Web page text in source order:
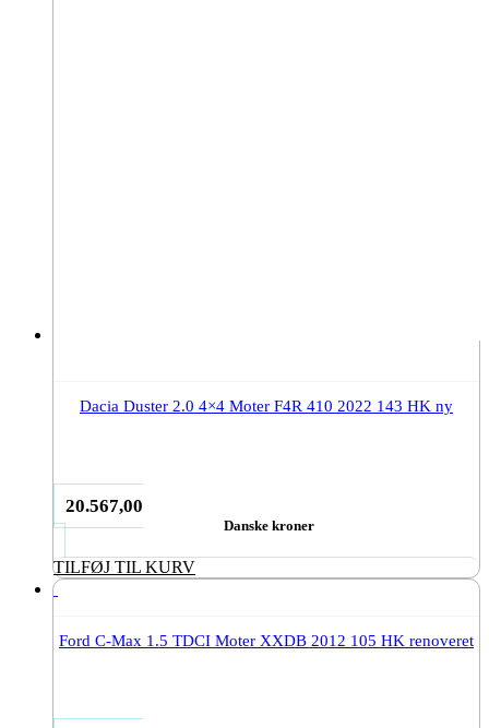
Dacia Duster 2.0 4×4 Moter F4R 410 2022 143 HK ny
20.567,00
Danske kroner
TILFØJ TIL KURV
Ford C-Max 1.5 TDCI Moter XXDB 2012 105 HK renoveret